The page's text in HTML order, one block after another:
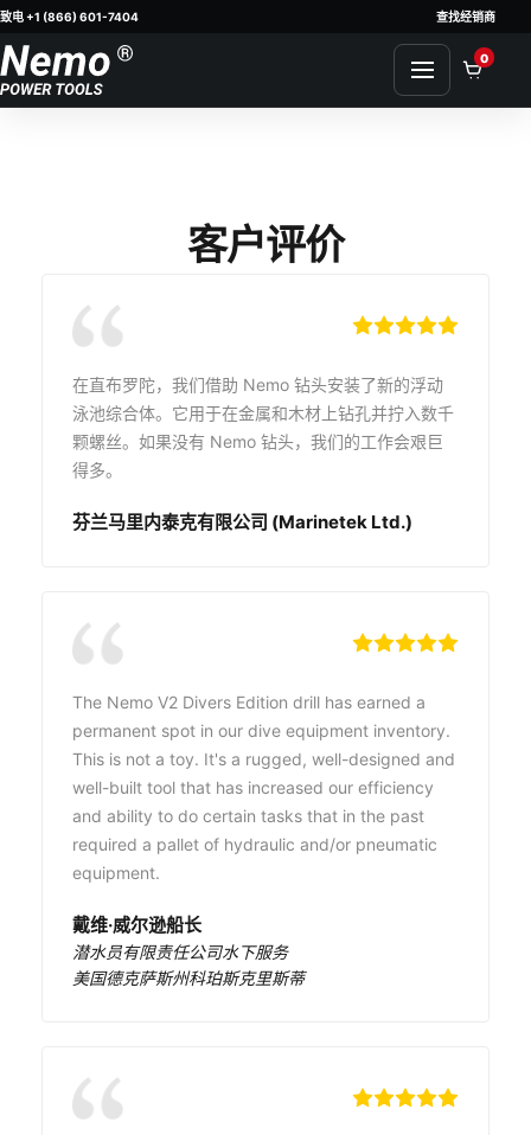
Skip to content
致电 +1 (866) 601-7404 查找经销商
0
客户评价
在直布罗陀，我们借助 Nemo 钻头安装了新的浮动
泳池综合体。它用于在金属和木材上钻孔并拧入数千
颗螺丝。如果没有 Nemo 钻头，我们的工作会艰巨
得多。
芬兰马里内泰克有限公司 (Marinetek Ltd.)
The Nemo V2 Divers Edition drill has earned a
permanent spot in our dive equipment inventory.
This is not a toy. It's a rugged, well-designed and
well-built tool that has increased our efficiency
and ability to do certain tasks that in the past
required a pallet of hydraulic and/or pneumatic
equipment.
戴维·威尔逊船长
潜水员有限责任公司水下服务
美国德克萨斯州科珀斯克里斯蒂